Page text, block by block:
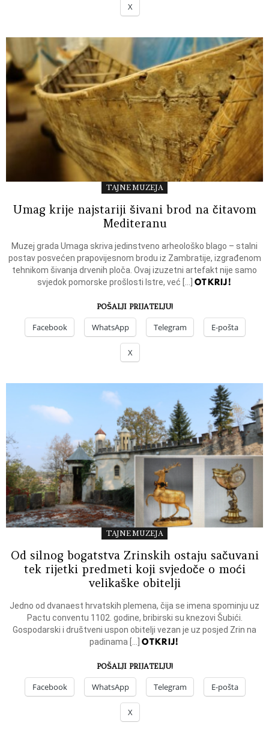
X
TAJNE MUZEJA
Umag krije najstariji šivani brod na čitavom
Mediteranu
Muzej grada Umaga skriva jedinstveno arheološko blago – stalni
postav posvećen prapovijesnom brodu iz Zambratije, izgrađenom
tehnikom šivanja drvenih ploča. Ovaj izuzetni artefakt nije samo
svjedok pomorske prošlosti Istre, već […] OTKRIJ!
POŠALJI PRIJATELJU!
Facebook WhatsApp Telegram E-pošta
X
TAJNE MUZEJA
Od silnog bogatstva Zrinskih ostaju sačuvani
tek rijetki predmeti koji svjedoče o moći
velikaške obitelji
Jedno od dvanaest hrvatskih plemena, čija se imena spominju uz
Pactu conventu 1102. godine, bribirski su knezovi Šubići.
Gospodarski i društveni uspon obitelji vezan je uz posjed Zrin na
padinama […]OTKRIJ!
POŠALJI PRIJATELJU!
Facebook WhatsApp Telegram E-pošta
X